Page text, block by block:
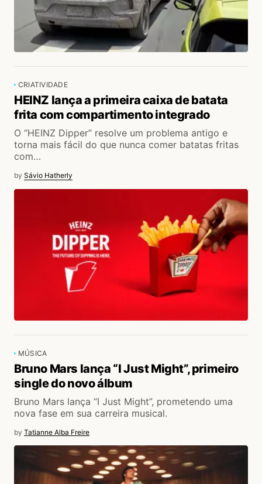
CRIATIVIDADE
HEINZ lança a primeira caixa de batata
frita com compartimento integrado
O “HEINZ Dipper” resolve um problema antigo e
torna mais fácil do que nunca comer batatas fritas
com…
by Sávio Hatherly
MÚSICA
Bruno Mars lança “I Just Might”, primeiro
single do novo álbum
Bruno Mars lança “I Just Might”, prometendo uma
nova fase em sua carreira musical.
by Tatianne Alba Freire